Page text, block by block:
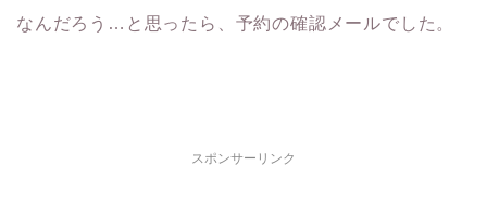
なんだろう…と思ったら、予約の確認メールでした。
スポンサーリンク